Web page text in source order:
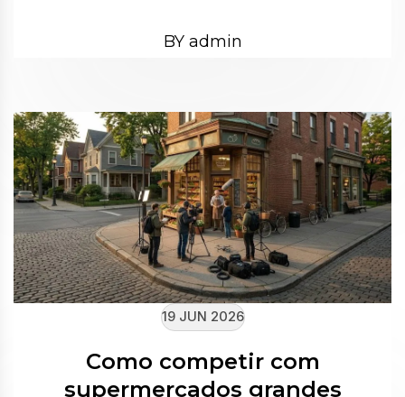
BY admin
19 JUN 2026
Como competir com
supermercados grandes